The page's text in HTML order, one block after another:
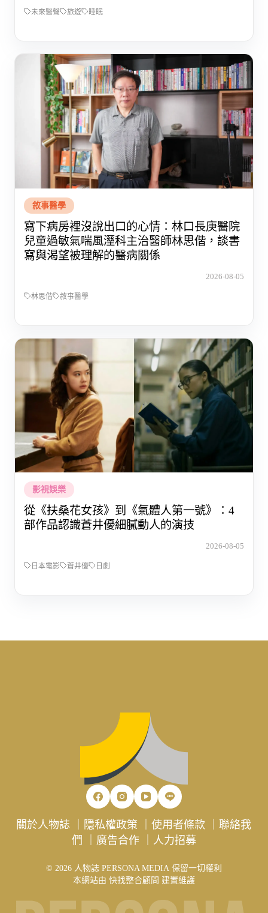
未來醫聲 旅遊 睡眠
敘事醫學
寫下病房裡沒說出口的心情：林口長庚醫院
兒童過敏氣喘風溼科主治醫師林思偕，談書
寫與渴望被理解的醫病關係
2026-08-05
林思偕 敘事醫學
影視娛樂
從《扶桑花女孩》到《氣體人第一號》：4
部作品認識蒼井優細膩動人的演技
2026-08-05
日本電影 蒼井優 日劇
關於人物誌 隱私權政策 ｜使用者條款 ｜聯絡我
們
廣告合作｜ 人力招募
© 2026 人物誌 PERSONA MEDIA 保留一切權利
本網站由 快找整合顧問 建置維護